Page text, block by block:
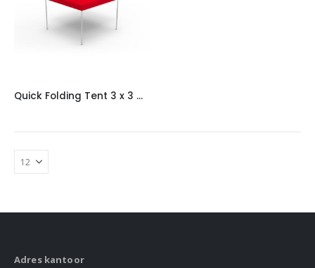
Quick Folding Tent 3 x 3 meter
Adres kantoor